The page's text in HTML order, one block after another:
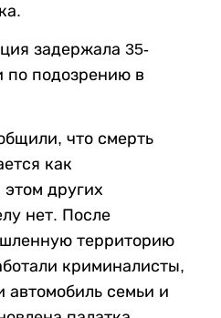
задержала 35-
по подозрению в
что смерть
как
других
нет. После
территорию
криминалисты,
автомобиль семьи и